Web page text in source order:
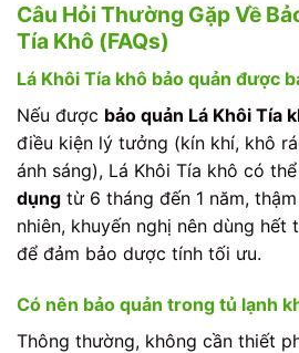
Câu Hỏi Thường Gặp Về
Tía Khô (FAQs)
Lá Khôi Tía khô bảo quản được
Nếu được bảo quản Lá Khôi Tía
điều kiện lý tưởng (kín khí, khô
ánh sáng), Lá Khôi Tía khô có thể
dụng từ 6 tháng đến 1 năm,
nhiên, khuyến nghị nên dùng
để đảm bảo dược tính tối ưu.
Có nên bảo quản trong tủ lạnh
Thông thường, không cần thiết